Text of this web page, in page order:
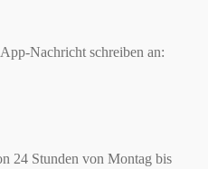
Nachricht schreiben an:
24 Stunden von Montag bis